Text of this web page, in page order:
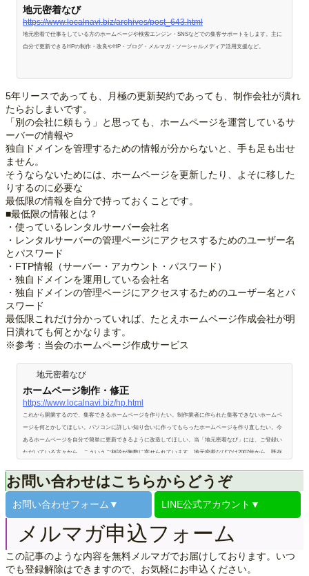
地元密着なび
https://www.localnavi.biz/archives/post_643.html
地元密着で仕事をしている方のホームページや検索エンジン・SNSなどでの集客サポートをします。主に
自分で更新できるHPの制作・改良やHP・ブログ・メルマガ・ソーシャルメディア活用支援など。
5年リースであっても、月極の更新契約であっても、制作会社が潰れ
たらおしまいです。
「別の会社に頼もう」と思っても、ホームページを運営しているサ
ーバーの情報や
独自ドメインを管理するための情報が分からないと、手も足も出せ
ません。
そうならないためには、ホームページを更新したり、よそに移した
りするのに必要な
最低限の情報を自分で持っておくことです。
■最低限の情報とは？
・使っているレンタルサーバー会社名
・レンタルサーバーの管理ページにアクセスするためのユーザー名
とパスワード
・FTP情報（サーバー・アカウント・パスワード）
・独自ドメインを運用している会社名
・独自ドメインの管理ページにアクセスするためのユーザー名とパ
スワード
最低限これだけ分かっていれば、たとえホームページ作成会社が明
日潰れても何とかなります。
※参考：当会のホームページ作成サービス
地元密着なび
ホームページ制作・修正
https://www.localnavi.biz/hp.html
これから開業するので、集客できるホームページを作りたい。制作業者に作られた集客できないホームペ
ージを何とかしてほしい。パソコンに詳しい知り合いに作ってもらったホームページを作り直したい。今
あるホームページを自分で簡単に更新できるように改造してほしい。当「地元密着なび」には、ご登録い
ただいている方々から、こういうご相談が無数に寄せられています。地元密着なびでは2007年から、既存
た（2020年からは後継講座の…
お問い合わせはこちらからどうぞ
お問い合わせフォーム▼ LINE公式アカウント▼
メルマガ申込フォーム
この記事のような内容を無料メルマガでお届けしております。いつ
でも登録解除はできますので、お気軽にお申込ください。